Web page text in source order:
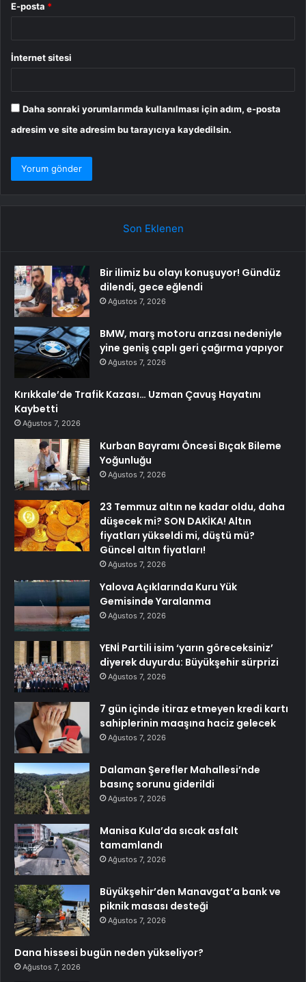
E-posta *
İnternet sitesi
Daha sonraki yorumlarımda kullanılması için adım, e-posta
adresim ve site adresim bu tarayıcıya kaydedilsin.
Son Eklenen
Bir ilimiz bu olayı konuşuyor! Gündüz
dilendi, gece eğlendi
Ağustos 7, 2026
BMW, marş motoru arızası nedeniyle
yine geniş çaplı geri çağırma yapıyor
Ağustos 7, 2026
Kırıkkale’de Trafik Kazası… Uzman Çavuş Hayatını
Kaybetti
Ağustos 7, 2026
Kurban Bayramı Öncesi Bıçak Bileme
Yoğunluğu
Ağustos 7, 2026
23 Temmuz altın ne kadar oldu, daha
düşecek mi? SON DAKİKA! Altın
fiyatları yükseldi mi, düştü mü?
Güncel altın fiyatları!
Ağustos 7, 2026
Yalova Açıklarında Kuru Yük
Gemisinde Yaralanma
Ağustos 7, 2026
YENİ Partili isim ‘yarın göreceksiniz’
diyerek duyurdu: Büyükşehir sürprizi
Ağustos 7, 2026
7 gün içinde itiraz etmeyen kredi kartı
sahiplerinin maaşına haciz gelecek
Ağustos 7, 2026
Dalaman Şerefler Mahallesi’nde
basınç sorunu giderildi
Ağustos 7, 2026
Manisa Kula’da sıcak asfalt
tamamlandı
Ağustos 7, 2026
Büyükşehir’den Manavgat’a bank ve
piknik masası desteği
Ağustos 7, 2026
Dana hissesi bugün neden yükseliyor?
Ağustos 7, 2026